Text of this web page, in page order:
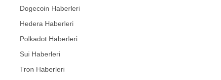
Dogecoin Haberleri
Hedera Haberleri
Polkadot Haberleri
Sui Haberleri
Tron Haberleri